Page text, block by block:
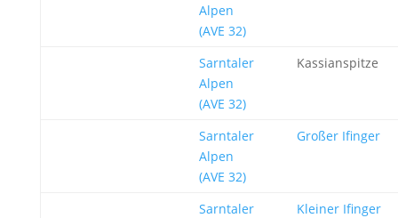
Alpen
(AVE 32)
Sarntaler
Alpen
(AVE 32)
Kassianspitze
Sarntaler
Alpen
(AVE 32)
Großer Ifinger
Sarntaler
Kleiner Ifinger